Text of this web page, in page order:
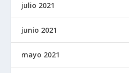
julio 2021
junio 2021
mayo 2021